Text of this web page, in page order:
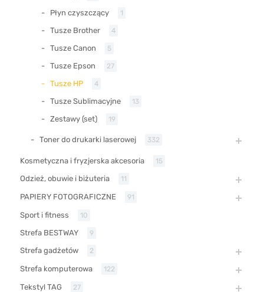
Płyn czyszczący 1
Tusze Brother 4
Tusze Canon 5
Tusze Epson 27
Tusze HP 4
Tusze Sublimacyjne 13
Zestawy (set) 19
Toner do drukarki laserowej 332
Kosmetyczna i fryzjerska akcesoria 15
Odzież, obuwie i biżuteria 11
PAPIERY FOTOGRAFICZNE 91
Sport i fitness 10
Strefa BESTWAY 9
Strefa gadżetów 2
Strefa komputerowa 122
Tekstyl TAG 27